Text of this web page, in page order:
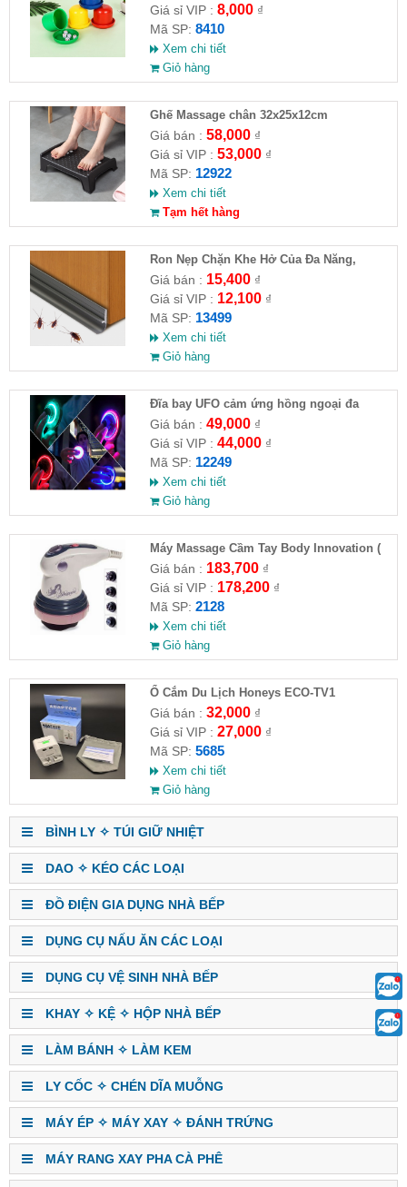
Giá sỉ VIP : 8,000₫
Mã SP: 8410
Xem chi tiết
Giỏ hàng
Ghế Massage chân 32x25x12cm
Giá bán : 58,000₫
Giá sỉ VIP : 53,000₫
Mã SP: 12922
Xem chi tiết
Tạm hết hàng
Ron Nẹp Chặn Khe Hở Của Đa Năng,
Chống Côn Trùng( HĐ )
Giá bán : 15,400₫
Giá sỉ VIP : 12,100₫
Mã SP: 13499
Xem chi tiết
Giỏ hàng
Đĩa bay UFO cảm ứng hồng ngoại đa
chiều tự động bay về
Giá bán : 49,000₫
Giá sỉ VIP : 44,000₫
Mã SP: 12249
Xem chi tiết
Giỏ hàng
Máy Massage Cầm Tay Body Innovation (
HĐ )
Giá bán : 183,700₫
Giá sỉ VIP : 178,200₫
Mã SP: 2128
Xem chi tiết
Giỏ hàng
Ổ Cắm Du Lịch Honeys ECO-TV1
Giá bán : 32,000₫
Giá sỉ VIP : 27,000₫
Mã SP: 5685
Xem chi tiết
Giỏ hàng
BÌNH LY ✧ TÚI GIỮ NHIỆT
DAO ✧ KÉO CÁC LOẠI
ĐỒ ĐIỆN GIA DỤNG NHÀ BẾP
DỤNG CỤ NẤU ĂN CÁC LOẠI
DỤNG CỤ VỆ SINH NHÀ BẾP
KHAY ✧ KỆ ✧ HỘP NHÀ BẾP
LÀM BÁNH ✧ LÀM KEM
LY CỐC ✧ CHÉN DĨA MUỖNG
MÁY ÉP ✧ MÁY XAY ✧ ĐÁNH TRỨNG
MÁY RANG XAY PHA CÀ PHÊ